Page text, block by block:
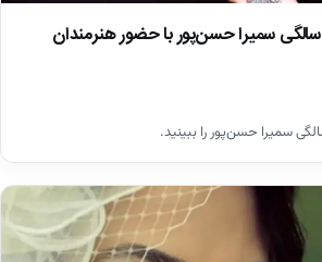
عکس| تصاویر تولد ۴۱ سالگی سمیرا حسن‌پور با حضور هنرمندان